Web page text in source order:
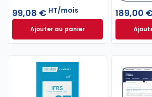
99,08 € HT/mois
Ajouter au panierINNEO Cabinet comptable -
189,00